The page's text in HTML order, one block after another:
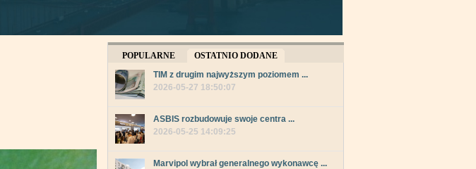
POPULARNE
OSTATNIO DODANE
TIM z drugim najwyższym poziomem ...
2026-05-27 18:50:07
ASBIS rozbudowuje swoje centra ...
2026-05-25 14:09:25
Marvipol wybrał generalnego wykonawcę ...